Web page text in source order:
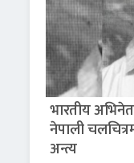
भारतीय
नेपाली
अन्त्य